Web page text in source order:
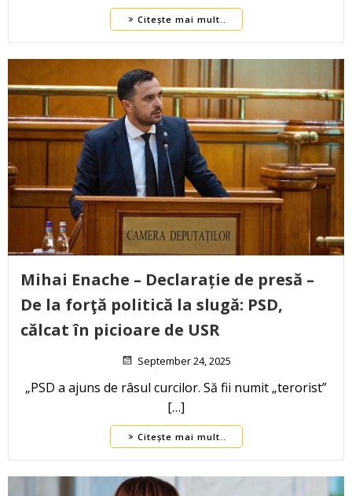
Citește mai mult..
Mihai Enache – Declarație de presă –
De la forţă politică la slugă: PSD,
călcat în picioare de USR
September 24, 2025
„PSD a ajuns de râsul curcilor. Să fii numit „terorist”
[…]
Citește mai mult..